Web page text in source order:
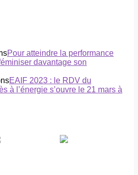
Pour atteindre la performance
davantage son
EAIF 2023 : le RDV du
à l’énergie s’ouvre le 21 mars à